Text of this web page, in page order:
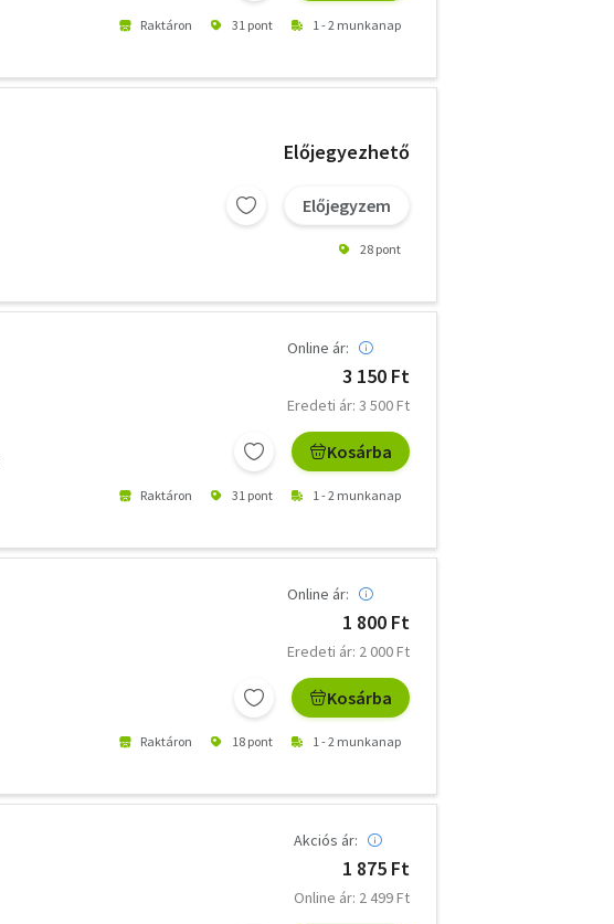
Raktáron 31 pont 1 - 2 munkanap
Előjegyezhető
Előjegyzem
28 pont
Online ár:
3 150 Ft
Eredeti ár: 3 500 Ft
Kosárba
Raktáron 31 pont 1 - 2 munkanap
Online ár:
1 800 Ft
Eredeti ár: 2 000 Ft
Kosárba
Raktáron 18 pont 1 - 2 munkanap
Akciós ár:
1 875 Ft
Online ár: 2 499 Ft